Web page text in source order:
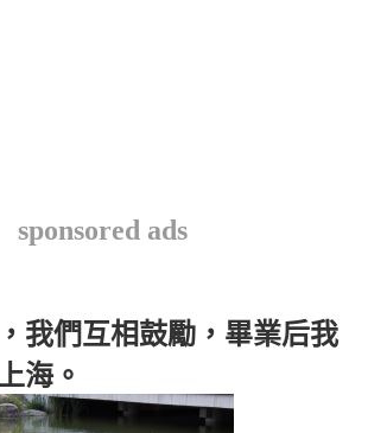
sponsored ads
我們互相鼓勵，畢業后我
海。